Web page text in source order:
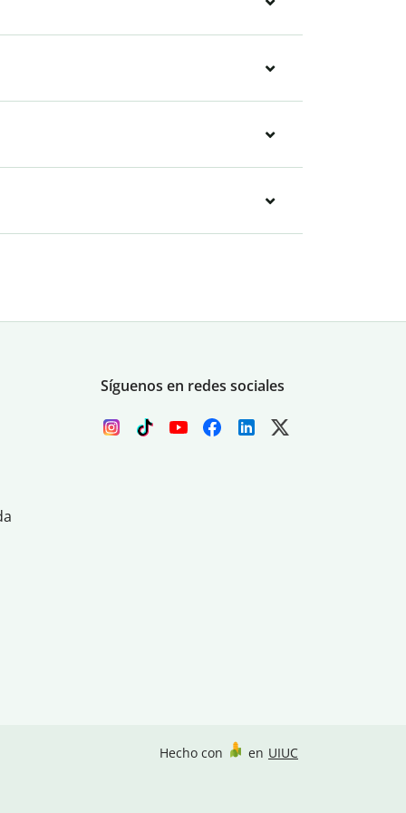
Síguenos en redes sociales
Hecho con en UIUC